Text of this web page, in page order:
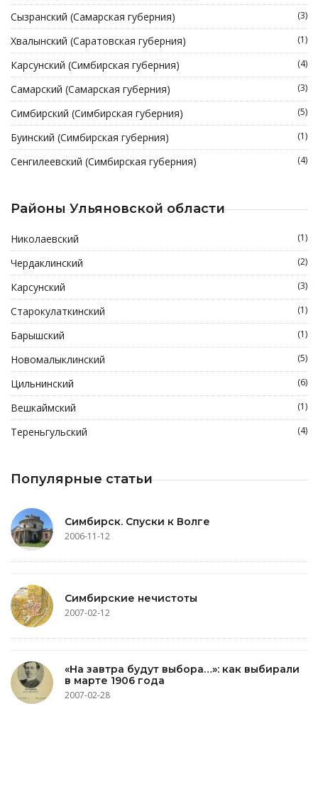
Сызранский (Самарская губерния) (3)
Хвалынский (Саратовская губерния) (1)
Карсунский (Симбирская губерния) (4)
Самарский (Самарская губерния) (3)
Симбирский (Симбирская губерния) (5)
Буинский (Симбирская губерния) (1)
Сенгилеевский (Симбирская губерния) (4)
Районы Ульяновской области
Николаевский (1)
Чердаклинский (2)
Карсунский (3)
Старокулаткинский (1)
Барышский (1)
Новомалыклинский (5)
Цильнинский (6)
Вешкаймский (1)
Тереньгульский (4)
Популярные статьи
Симбирск. Спуски к Волге
2006-11-12
Симбирские нечистоты
2007-02-12
«На завтра будут выбора…»: как выбирали
в марте 1906 года
2007-02-28